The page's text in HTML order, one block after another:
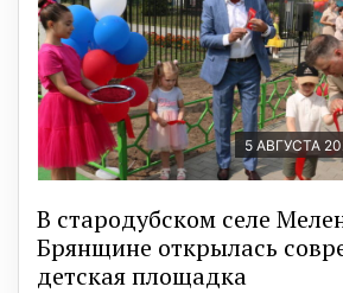
5 АВГУСТА
В стародубском селе
Брянщине открылась
детская площадка